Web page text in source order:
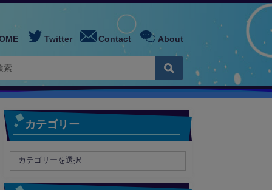
Twitter Contact About
カテゴリー